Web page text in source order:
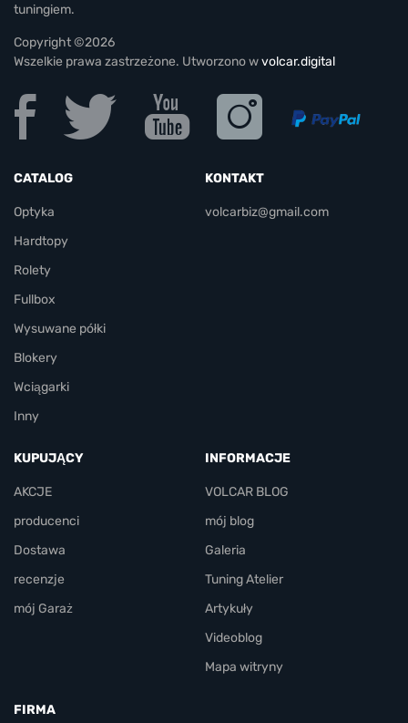
tuningiem.
Copyright ©2026
Wszelkie prawa zastrzeżone. Utworzono wvolcar.digital
CATALOG
Optyka
Hardtopy
Rolety
Fullbox
Wysuwane półki
Blokery
Wciągarki
Inny
KONTAKT
volcarbiz@gmail.com
KUPUJĄCY
AKCJE
producenci
Dostawa
recenzje
mój Garaż
INFORMACJE
VOLCAR BLOG
mój blog
Galeria
Tuning Atelier
Artykuły
Videoblog
Mapa witryny
FIRMA